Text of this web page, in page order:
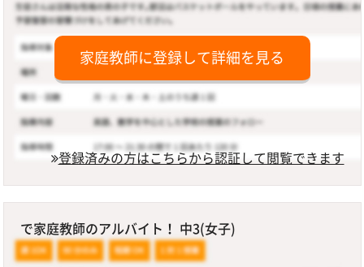
家庭教師に登録して詳細を見る
登録済みの方はこちらから認証して閲覧できます
で家庭教師のアルバイト！ 中3(女子)